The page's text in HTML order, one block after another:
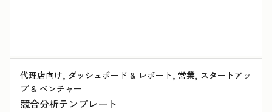
代理店向け, ダッシュボード & レポート, 営業, スタートアッ
プ & ベンチャー
競合分析テンプレート